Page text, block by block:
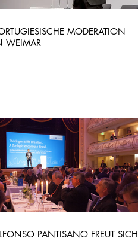
MODERATION
WEIMAR
PANTISANO FREUT SICH